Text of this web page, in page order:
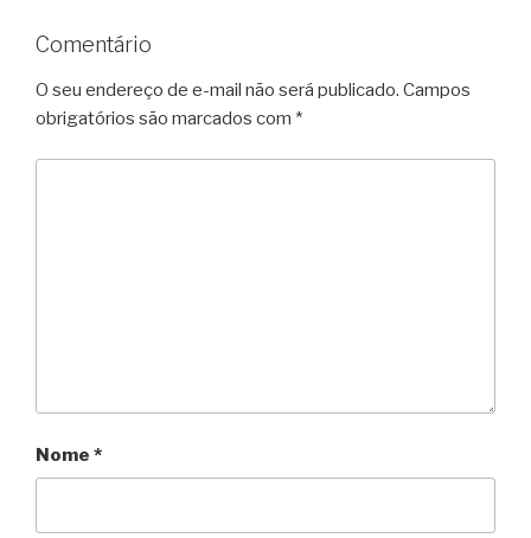
Comentário
O seu endereço de e-mail não será publicado. Campos
obrigatórios são marcados com *
Nome *